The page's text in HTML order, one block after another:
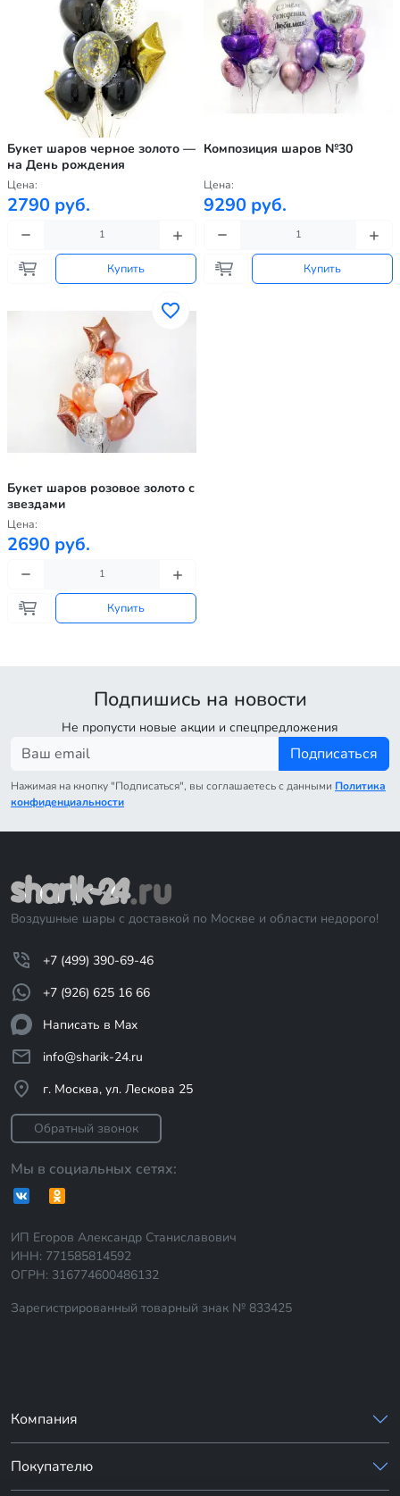
Букет шаров черное золото —
на День рождения
Цена:
2790 руб.
Купить
Композиция шаров №30
Цена:
9290 руб.
Купить
Букет шаров розовое золото с
звездами
Цена:
2690 руб.
Купить
Подпишись на новости
Не пропусти новые акции и спецпредложения
Подписаться
Нажимая на кнопку "Подписаться", вы соглашаетесь с данными Политика
конфиденциальности
Воздушные шары с доставкой по Москве и области недорого!
+7 (499) 390-69-46
+7 (926) 625 16 66
Написать в Max
info@sharik-24.ru
г. Москва, ул. Лескова 25
Обратный звонок
Мы в социальных сетях:
ИП Егоров Александр Станиславович
ИНН: 771585814592
ОГРН: 316774600486132
Зарегистрированный товарный знак № 833425
Компания
Покупателю